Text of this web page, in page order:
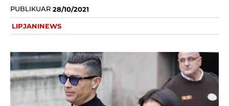
PUBLIKUAR 28/10/2021
LIPJANINEWS